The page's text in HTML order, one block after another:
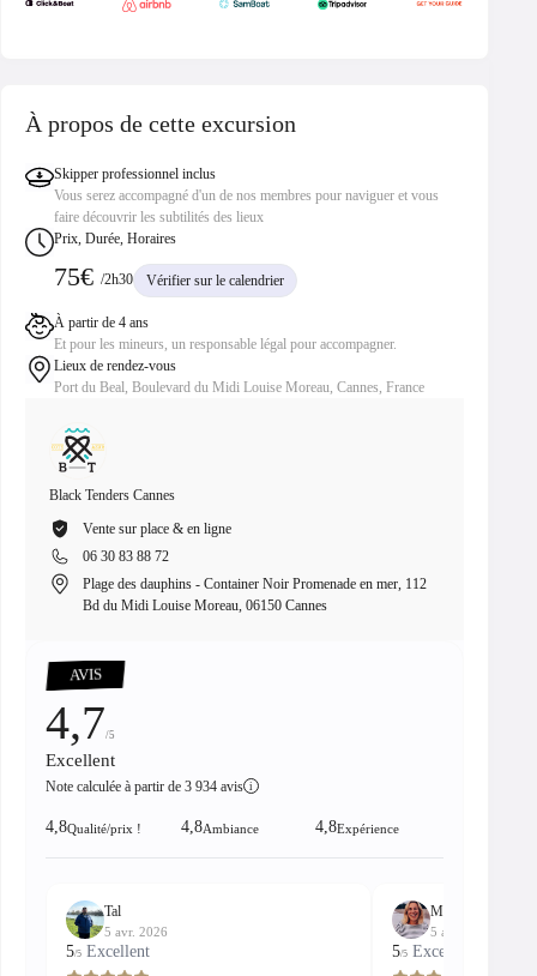
À propos de cette excursion
Skipper professionnel inclus
Vous serez accompagné d'un de nos membres pour naviguer et vous
faire découvrir les subtilités des lieux
Prix, Durée, Horaires
75€ /2h30 Vérifier sur le calendrier
À partir de 4 ans
Et pour les mineurs, un responsable légal pour accompagner.
Lieux de rendez-vous
Port du Beal, Boulevard du Midi Louise Moreau, Cannes, France
Black Tenders Cannes
Vente sur place & en ligne
06 30 83 88 72
Plage des dauphins - Container Noir Promenade en mer, 112
Bd du Midi Louise Moreau, 06150 Cannes
00:15
AVIS
4,7/5
Excellent
Note calculée à partir de 3 934 avis i
4,8Qualité/prix ! 4,8Ambiance 4,8Expérience
Tal
5 avr. 2026
5/5 Excellent
Madeleine
5 avr. 2026
5/5 Excellent